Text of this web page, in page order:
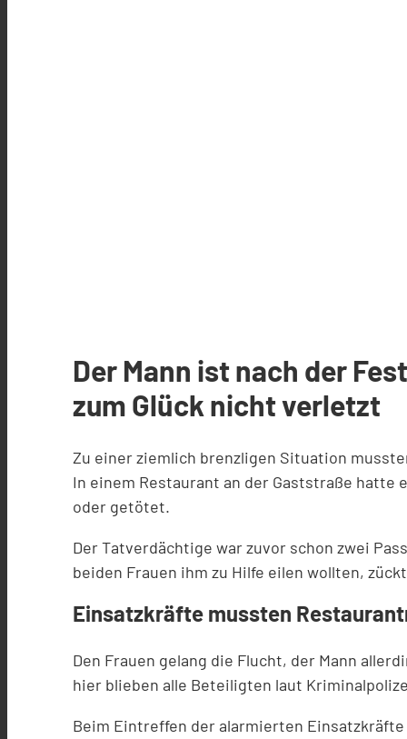
Der Mann ist nach der
zum Glück nicht verletzt
Zu einer ziemlich brenzligen Situation
In einem Restaurant an der Gaststraße
oder getötet.
Der Tatverdächtige war zuvor schon zwei
beiden Frauen ihm zu Hilfe eilen wollten,
Einsatzkräfte mussten
Den Frauen gelang die Flucht, der Mann
hier blieben alle Beteiligten laut
Beim Eintreffen der alarmierten